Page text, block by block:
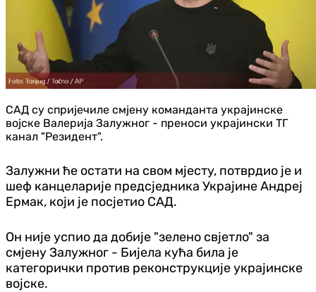
САД су спријечиле смјену команданта украјинске
војске Валерија Залужног - преноси украјински ТГ
канал "Резидент".
Залужни ће остати на свом мјесту, потврдио је и
шеф канцеларије предсједника Украјине Андреј
Ермак, који је посјетио САД.
Он није успио да добије "зелено свјетло" за
смјену Залужног - Бијела кућа била је
категорички против реконструкције украјинске
војске.